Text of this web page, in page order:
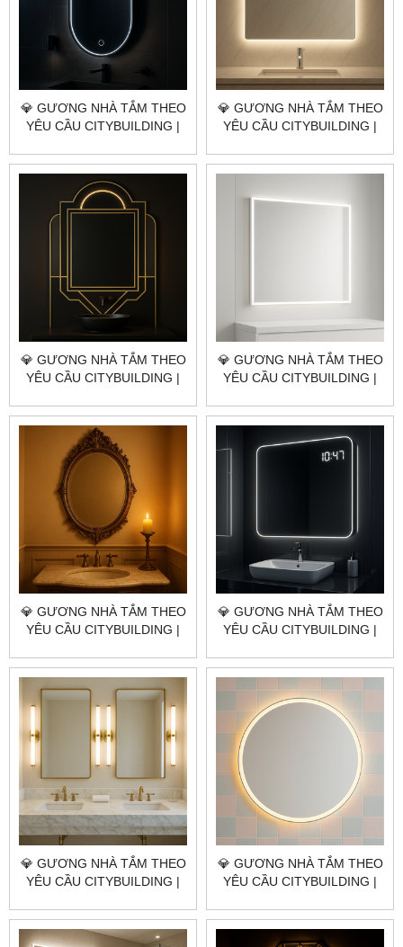
💎 GƯƠNG NHÀ TẮM THEO
YÊU CẦU CITYBUILDING |
GIÁ GƯƠNG NHÀ TẮM
QUẬN 10 TP.HCM
💎 GƯƠNG NHÀ TẮM THEO
YÊU CẦU CITYBUILDING |
GIÁ GƯƠNG NHÀ TẮM
💎 GƯƠNG NHÀ TẮM THEO
YÊU CẦU CITYBUILDING |
GIÁ GƯƠNG NHÀ TẮM
QUẬN 7 TP.HCM
💎 GƯƠNG NHÀ TẮM THEO
YÊU CẦU CITYBUILDING |
GIÁ GƯƠNG NHÀ TẮM
QUẬN 5 TP.HCM
💎 GƯƠNG NHÀ TẮM THEO
YÊU CẦU CITYBUILDING |
GIÁ GƯƠNG NHÀ TẮM
💎 GƯƠNG NHÀ TẮM THEO
YÊU CẦU CITYBUILDING |
GIÁ GƯƠNG NHÀ TẮM
💎 GƯƠNG NHÀ TẮM THEO
YÊU CẦU CITYBUILDING |
GIÁ GƯƠNG NHÀ TẮM
QUẬN 1 TP.HCM
💎 GƯƠNG NHÀ TẮM THEO
YÊU CẦU CITYBUILDING |
GIÁ GƯƠNG NHÀ TẮM ĐẶC
KHU CÔN ĐẢO TP.HCM